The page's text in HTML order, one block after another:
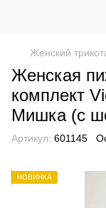
Женский
Женская
комплект
Мишка (с
Артикул: 601145
НОВИНКА